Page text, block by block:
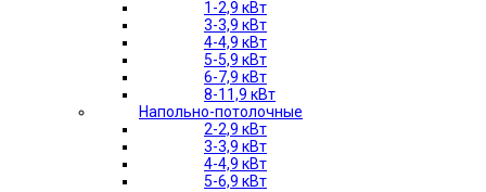
1-2,9 кВт
3-3,9 кВт
4-4,9 кВт
5-5,9 кВт
6-7,9 кВт
8-11,9 кВт
Напольно-потолочные
2-2,9 кВт
3-3,9 кВт
4-4,9 кВт
5-6,9 кВт